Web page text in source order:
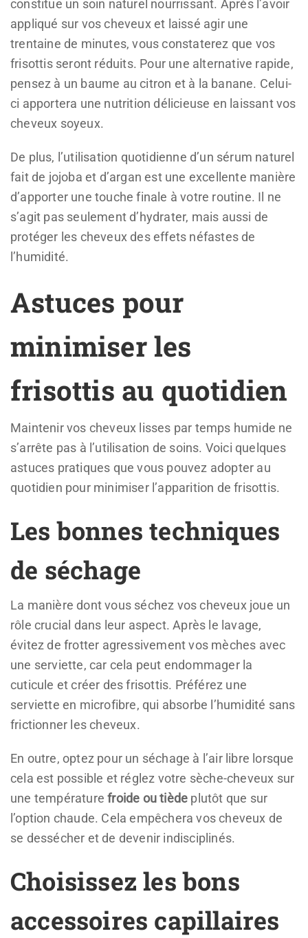
constitue un soin naturel nourrissant. Après l’avoir
appliqué sur vos cheveux et laissé agir une
trentaine de minutes, vous constaterez que vos
frisottis seront réduits. Pour une alternative rapide,
pensez à un baume au citron et à la banane. Celui-
ci apportera une nutrition délicieuse en laissant vos
cheveux soyeux.
De plus, l’utilisation quotidienne d’un sérum naturel
fait de jojoba et d’argan est une excellente manière
d’apporter une touche finale à votre routine. Il ne
s’agit pas seulement d’hydrater, mais aussi de
protéger les cheveux des effets néfastes de
l’humidité.
Astuces pour
minimiser les
frisottis au quotidien
Maintenir vos cheveux lisses par temps humide ne
s’arrête pas à l’utilisation de soins. Voici quelques
astuces pratiques que vous pouvez adopter au
quotidien pour minimiser l’apparition de frisottis.
Les bonnes techniques
de séchage
La manière dont vous séchez vos cheveux joue un
rôle crucial dans leur aspect. Après le lavage,
évitez de frotter agressivement vos mèches avec
une serviette, car cela peut endommager la
cuticule et créer des frisottis. Préférez une
serviette en microfibre, qui absorbe l’humidité sans
frictionner les cheveux.
En outre, optez pour un séchage à l’air libre lorsque
cela est possible et réglez votre sèche-cheveux sur
une températurefroide ou tiède plutôt que sur
l’option chaude. Cela empêchera vos cheveux de
se dessécher et de devenir indisciplinés.
Choisissez les bons
accessoires capillaires